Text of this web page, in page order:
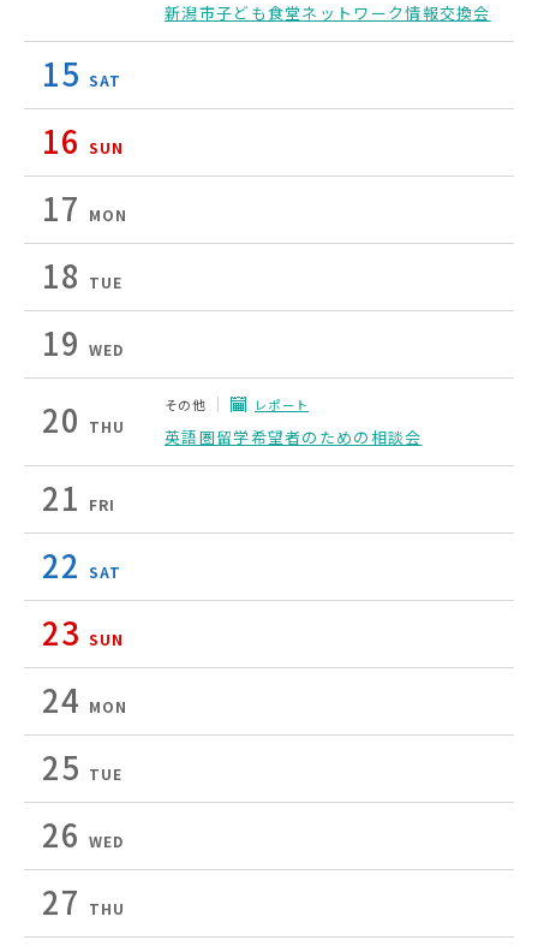
新潟市子ども食堂ネットワーク情報交換会
15 SAT
16 SUN
17 MON
18 TUE
19 WED
20 THU
その他 レポート
英語圏留学希望者のための相談会
21 FRI
22 SAT
23 SUN
24 MON
25 TUE
26 WED
27 THU